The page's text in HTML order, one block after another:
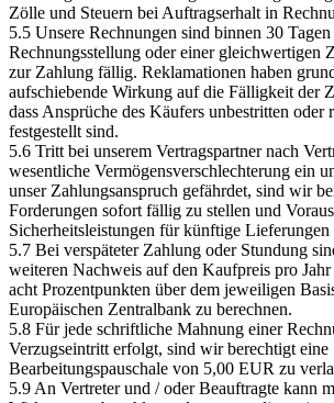
Zölle und Steuern bei Auftragserhalt in
5.5 Unsere Rechnungen sind binnen 30
Rechnungsstellung oder einer gleichwertigen
zur Zahlung fällig. Reklamationen haben
aufschiebende Wirkung auf die Fälligkeit der
dass Ansprüche des Käufers unbestritten oder
festgestellt sind.
5.6 Tritt bei unserem Vertragspartner nach
wesentliche Vermögensverschlechterung ein
unser Zahlungsanspruch gefährdet, sind wir
Forderungen sofort fällig zu stellen und
Sicherheitsleistungen für künftige Lieferungen
5.7 Bei verspäteter Zahlung oder Stundung
weiteren Nachweis auf den Kaufpreis pro
acht Prozentpunkten über dem jeweiligen
Europäischen Zentralbank zu berechnen.
5.8 Für jede schriftliche Mahnung einer
Verzugseintritt erfolgt, sind wir berechtigt eine
Bearbeitungspauschale von 5,00 EUR zu
5.9 An Vertreter und / oder Beauftragte kann